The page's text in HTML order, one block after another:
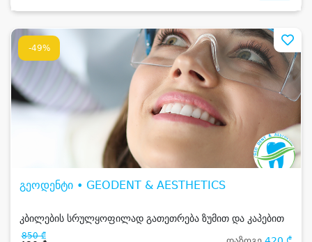
-49%
გეოდენტი • GEODENT & AESTHETICS
კბილების სრულყოფილად გათეთრება ზუმით და კაპებით
850 ₾